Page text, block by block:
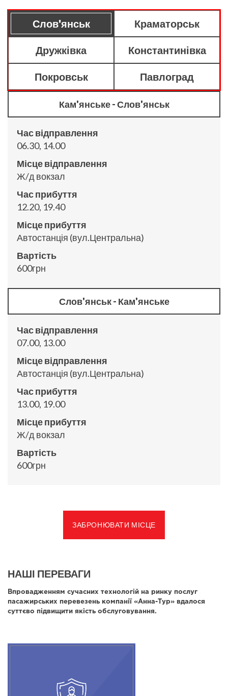
Слов'янськ Краматорськ
Дружківка Константинівка
Покровськ Павлоград
Кам'янське - Слов'янськ
Час відправлення
06.30, 14.00
Місце відправлення
Ж/д вокзал
Час прибуття
12.20, 19.40
Місце прибуття
Автостанція (вул.Центральна)
Вартість
600грн
Слов'янськ - Кам'янське
Час відправлення
07.00, 13.00
Місце відправлення
Автостанція (вул.Центральна)
Час прибуття
13.00, 19.00
Місце прибуття
Ж/д вокзал
Вартість
600грн
ЗАБРОНЮВАТИ МІСЦЕ
НАШІ ПЕРЕВАГИ
Впровадженням сучасних технологій на ринку послуг
пасажирських перевезень компанії «Анна-Тур» вдалося
суттєво підвищити якість обслуговування.